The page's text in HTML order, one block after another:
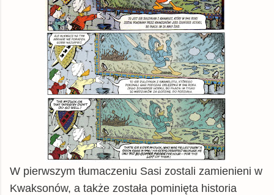
W pierwszym tłumaczeniu Sasi zostali zamienieni w
Kwaksonów, a także została pominięta historia